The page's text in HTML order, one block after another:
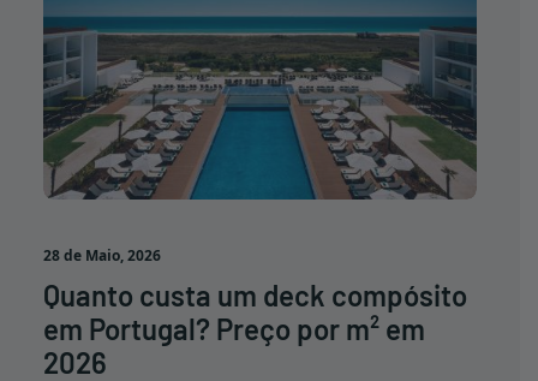
28 de Maio, 2026
Quanto custa um deck compósito
em Portugal? Preço por m² em
2026